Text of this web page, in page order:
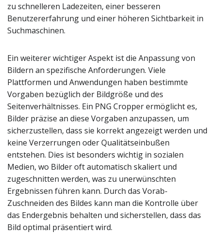
zu schnelleren Ladezeiten, einer besseren
Benutzererfahrung und einer höheren Sichtbarkeit in
Suchmaschinen.
Ein weiterer wichtiger Aspekt ist die Anpassung von
Bildern an spezifische Anforderungen. Viele
Plattformen und Anwendungen haben bestimmte
Vorgaben bezüglich der Bildgröße und des
Seitenverhältnisses. Ein PNG Cropper ermöglicht es,
Bilder präzise an diese Vorgaben anzupassen, um
sicherzustellen, dass sie korrekt angezeigt werden und
keine Verzerrungen oder Qualitätseinbußen
entstehen. Dies ist besonders wichtig in sozialen
Medien, wo Bilder oft automatisch skaliert und
zugeschnitten werden, was zu unerwünschten
Ergebnissen führen kann. Durch das Vorab-
Zuschneiden des Bildes kann man die Kontrolle über
das Endergebnis behalten und sicherstellen, dass das
Bild optimal präsentiert wird.